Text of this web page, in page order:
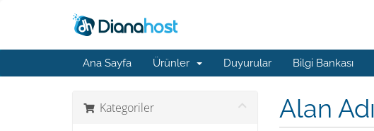
Ana Sayfa Ürünler Duyurular Bilgi Bankası
Kategoriler Alan